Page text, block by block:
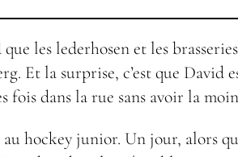
les lederhosen et les
Et la surprise, c’est que
fois dans la rue sans avoir la
hockey junior. Un jour, alors